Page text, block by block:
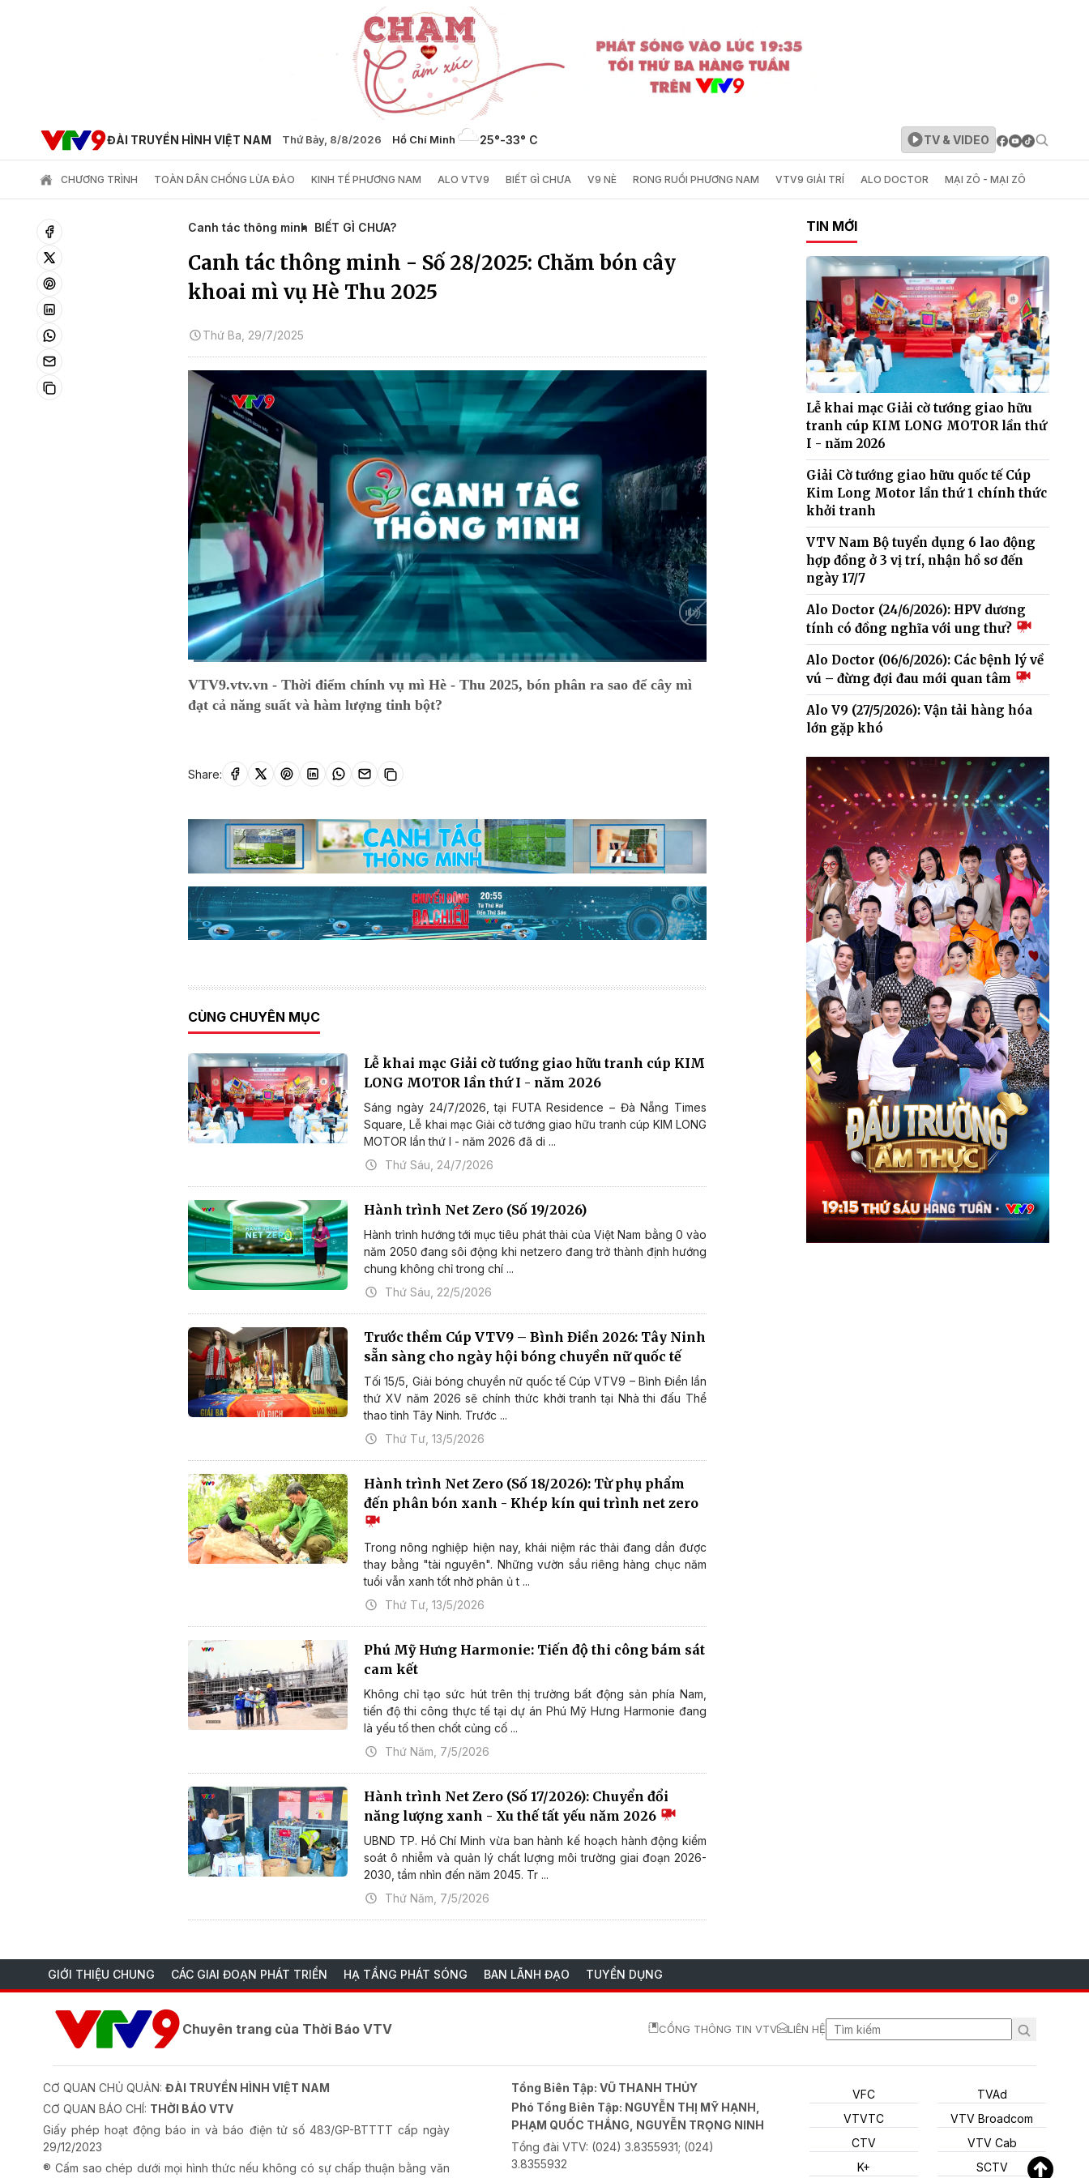
ĐÀI TRUYỀN HÌNH VIỆT NAM Thứ Bảy, 8/8/2026 Hồ Chí Minh 25°-33° C TV & VIDEO
CHƯƠNG TRÌNH TOÀN DÂN CHỐNG LỪA ĐẢO KINH TẾ PHƯƠNG NAM ALO VTV9 BIẾT GÌ CHƯA V9 NÈ RONG RUỔI PHƯƠNG NAM VTV9 GIẢI TRÍ ALO DOCTOR MẠI ZÔ - MẠI ZÔ
Canh tác thông minh BIẾT GÌ CHƯA?
Canh tác thông minh - Số 28/2025: Chăm bón cây
khoai mì vụ Hè Thu 2025
Thứ Ba, 29/7/2025
Time
VTV9.vtv.vn - Thời điểm chính vụ mì Hè - Thu 2025, bón phân ra sao để cây mì
đạt cả năng suất và hàm lượng tinh bột?
Share:
CÙNG CHUYÊN MỤC
Lễ khai mạc Giải cờ tướng giao hữu tranh cúp KIM
LONG MOTOR lần thứ I - năm 2026
Sáng ngày 24/7/2026, tại FUTA Residence – Đà Nẵng Times
Square, Lễ khai mạc Giải cờ tướng giao hữu tranh cúp KIM LONG
MOTOR lần thứ I - năm 2026 đã di ...
Thứ Sáu, 24/7/2026
Hành trình Net Zero (Số 19/2026)
Hành trình hướng tới mục tiêu phát thải của Việt Nam bằng 0 vào
năm 2050 đang sôi động khi netzero đang trở thành định hướng
chung không chỉ trong chí ...
Thứ Sáu, 22/5/2026
Trước thềm Cúp VTV9 – Bình Điền 2026: Tây Ninh
sẵn sàng cho ngày hội bóng chuyền nữ quốc tế
Tối 15/5, Giải bóng chuyền nữ quốc tế Cúp VTV9 – Bình Điền lần
thứ XV năm 2026 sẽ chính thức khởi tranh tại Nhà thi đấu Thể
thao tỉnh Tây Ninh. Trước ...
Thứ Tư, 13/5/2026
Hành trình Net Zero (Số 18/2026): Từ phụ phẩm
đến phân bón xanh - Khép kín qui trình net zero
Trong nông nghiệp hiện nay, khái niệm rác thải đang dần được
thay bằng "tài nguyên". Những vườn sầu riêng hàng chục năm
tuổi vẫn xanh tốt nhờ phân ủ t ...
Thứ Tư, 13/5/2026
Phú Mỹ Hưng Harmonie: Tiến độ thi công bám sát
cam kết
Không chỉ tạo sức hút trên thị trường bất động sản phía Nam,
tiến độ thi công thực tế tại dự án Phú Mỹ Hưng Harmonie đang
là yếu tố then chốt củng cố ...
Thứ Năm, 7/5/2026
Hành trình Net Zero (Số 17/2026): Chuyển đổi
năng lượng xanh - Xu thế tất yếu năm 2026
UBND TP. Hồ Chí Minh vừa ban hành kế hoạch hành động kiểm
soát ô nhiễm và quản lý chất lượng môi trường giai đoạn 2026-
2030, tầm nhìn đến năm 2045. Tr ...
Thứ Năm, 7/5/2026
TIN MỚI
Lễ khai mạc Giải cờ tướng giao hữu
tranh cúp KIM LONG MOTOR lần thứ
I - năm 2026
Giải Cờ tướng giao hữu quốc tế Cúp
Kim Long Motor lần thứ 1 chính thức
khởi tranh
VTV Nam Bộ tuyển dụng 6 lao động
hợp đồng ở 3 vị trí, nhận hồ sơ đến
ngày 17/7
Alo Doctor (24/6/2026): HPV dương
tính có đồng nghĩa với ung thư?
Alo Doctor (06/6/2026): Các bệnh lý về
vú – đừng đợi đau mới quan tâm
Alo V9 (27/5/2026): Vận tải hàng hóa
lớn gặp khó
GIỚI THIỆU CHUNG CÁC GIAI ĐOẠN PHÁT TRIỂN HẠ TẦNG PHÁT SÓNG BAN LÃNH ĐẠO TUYỂN DỤNG
Chuyên trang của Thời Báo VTV CỔNG THÔNG TIN VTV LIÊN HỆ
CƠ QUAN CHỦ QUẢN: ĐÀI TRUYỀN HÌNH VIỆT NAM
CƠ QUAN BÁO CHÍ: THỜI BÁO VTV
Giấy phép hoạt động báo in và báo điện tử số 483/GP-BTTTT cấp ngày
29/12/2023
® Cấm sao chép dưới mọi hình thức nếu không có sự chấp thuận bằng văn
Tổng Biên Tập:VŨ THANH THỦY
Phó Tổng Biên Tập: NGUYỄN THỊ MỸ HẠNH,
PHẠM QUỐC THẮNG, NGUYỄN TRỌNG NINH
Tổng đài VTV: (024) 3.8355931; (024)
3.8355932
VFC
VTVTC
CTV
K+
TVAd
VTV Broadcom
VTV Cab
SCTV